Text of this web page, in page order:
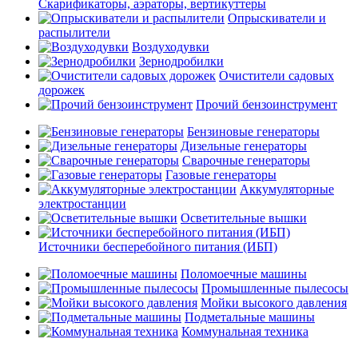
Скарификаторы, аэраторы, вертикуттеры
Опрыскиватели и
распылители
Воздуходувки
Зернодробилки
Очистители садовых
дорожек
Прочий бензоинструмент
Бензиновые генераторы
Дизельные генераторы
Сварочные генераторы
Газовые генераторы
Аккумуляторные
электростанции
Осветительные вышки
Источники бесперебойного питания (ИБП)
Поломоечные машины
Промышленные пылесосы
Мойки высокого давления
Подметальные машины
Коммунальная техника